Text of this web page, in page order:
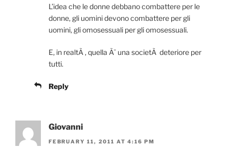
L’idea che le donne debbano combattere per le
donne, gli uomini devono combattere per gli
uomini, gli omosessuali per gli omosessuali.
E, in realtÃ , quella Ã¨ una societÃ deteriore per
tutti.
Reply
Giovanni
FEBRUARY 11, 2011 AT 4:16 PM